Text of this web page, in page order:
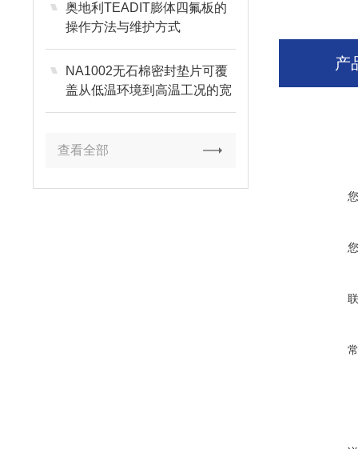
奥地利TEADIT膨体四氟板的
操作方法与维护方式
NA1002无石棉密封垫片可覆
盖从低温环境到高温工况的宽
使用范围
查看全部
产